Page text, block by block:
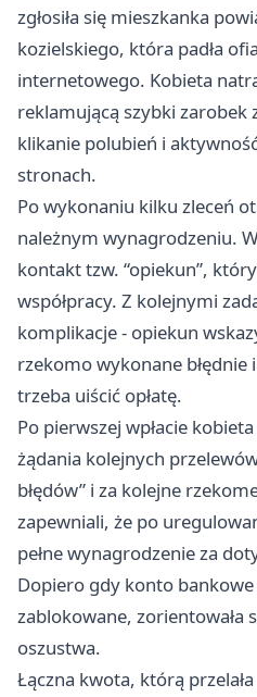
zgłosiła się mieszkanka
kozielskiego, która padła
internetowego. Kobieta
reklamującą szybki zarobek
klikanie polubień i
stronach.
Po wykonaniu kilku zleceń
należnym wynagrodzeniu.
kontakt tzw. “opiekun”,
współpracy. Z kolejnymi
komplikacje - opiekun
rzekomo wykonane
trzeba uiścić opłatę.
Po pierwszej wpłacie
żądania kolejnych
błędów” i za kolejne
zapewniali, że po
pełne wynagrodzenie za
Dopiero gdy konto
zablokowane, zorientowała
oszustwa.
Łączna kwota, którą